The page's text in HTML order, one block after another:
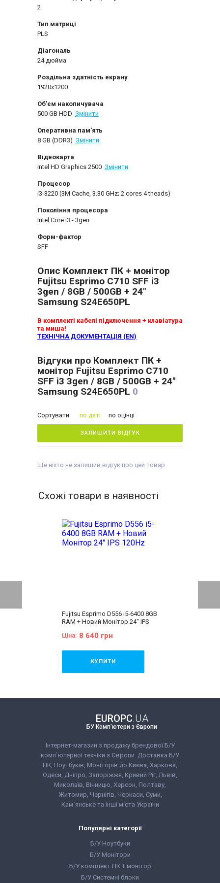
2
Тип матриці
PLS
Діагональ
24 дюйма
Роздільна здатність екрану
1920x1200
Об'єм накопичувача
500 GB HDD Змінити
Оперативна пам'ять
8 GB (DDR3) Змінити
Відеокарта
Intel HD Graphics 2500 Змінити
Процесор
i3-3220 (3M Cache, 3.30 GHz; 2 cores 4 theads)
Покоління процесора
Intel Core i3 - 3gen
Форм-фактор
SFF
Опис Комплект ПК + монітор
Fujitsu Esprimo C710 SFF i3
3gen / 8GB / 500GB + 24"
Samsung S24E650PL
В комплекті кабелі підключення + клавіатура
та миша!
ТЕХНІЧНА ДОКУМЕНТАЦІЯ (EN)
Відгуки про Комплект ПК +
монітор Fujitsu Esprimo C710
SFF i3 3gen / 8GB / 500GB + 24"
Samsung S24E650PL 0
Сортувати: по даті по оцінці
ЗАЛИШИТИ ВІДГУК
Ще ніхто не залишив відгук про цей товар
Схожі товари в наявності
Fujitsu Esprimo D556 i5-6400 8GB
RAM + Новий Монітор 24" IPS
Ціна: 8 640 грн
КУПИТИ
Тип матриці: IPS
Роздільна здатність екрану:
Об'єм накопичувача: 120 GB SSD
Відеокарта: Intel® HD Graphics 530
Intel® Core™ i5-6400
Processor 6M Cache, up to 3.30
GHz
Покоління процесора: Intel Core i5
- 6gen
Форм-фактор: SFF
Комплектація: Системний блок,
монітор, кабелі підключення,
клавіатура, миша, гарантійний
Dell OptiPlex 5040 i5-6400 8GB
RAM + Новий Монітор 24" IPS
120Hz
Кількість ядер процесора: 4
Тип матриці: IPS
EUROPC.UA
БУ Комп'ютери з Європи
Інтернет-магазин з продажу брендової Б/У
комп`ютерної техніки з Європи. Доставка Б/У
ПК, Ноутбуків, Моніторів до Києва, Харкова,
Одеси, Дніпро, Запоріжжя, Кривий Ріг, Львів,
Миколаїв, Вінницю, Херсон, Полтаву,
Житомир, Чернігів, Черкаси, Суми,
Кам`янське та інші міста України
Популярні категорії
Б/У Ноутбуки
Б/У Монітори
Б/У комплект ПК + монітор
Б/У Системні блоки